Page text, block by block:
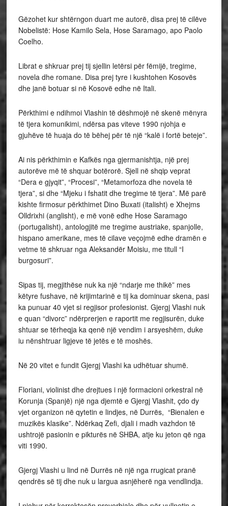
Gëzohet kur shtërngon duart me autorë, disa prej të cilëve
Nobelistë: Hose Kamilo Sela, Hose Saramago, apo Paolo
Coelho.
Librat e shkruar prej tij sjellin letërsi për fëmijë, tregime,
novela dhe romane. Disa prej tyre i kushtohen Kosovës
dhe janë botuar si në Kosovë edhe në Itali.
Përkthimi e ndihmoi Vlashin të dëshmojë në skenë mënyra
të tjera komunikimi, ndërsa pas viteve 1990 njohja e
gjuhëve të huaja do të bëhej për të një “kalë i fortë beteje”.
Ai nis përkthimin e Kafkës nga gjermanishtja, një prej
autorëve më të shquar botërorë. Sjell në shqip veprat
“Dera e gjyqit”, “Procesi”, “Metamorfoza dhe novela të
tjera”, si dhe “Mjeku i fshatit dhe tregime të tjera”. Më parë
kishte firmosur përkthimet Dino Buxati (italisht) e Xhejms
Olldrixhi (anglisht), e më vonë edhe Hose Saramago
(portugalisht), antologjitë me tregime austriake, spanjolle,
hispano amerikane, mes të cilave veçojmë edhe dramën e
vetme të shkruar nga Aleksandër Moisiu, me titull “I
burgosuri”.
Sipas tij, megjithëse nuk ka një “ndarje me thikë” mes
këtyre fushave, në krijimtarinë e tij ka dominuar skena, pasi
ka punuar 40 vjet si regjisor profesionist. Gjergj Vlashi nuk
e quan “divorc” ndërprerjen e raportit me regjisurën, duke
shtuar se tërheqja ka qenë një vendim i arsyeshëm, duke
iu nënshtruar ligjeve të jetës e të moshës.
Në 20 vitet e fundit Gjergj Vlashi ka udhëtuar shumë.
Floriani, violinist dhe drejtues i një formacioni orkestral në
Korunja (Spanjë) një nga djemtë e Gjergj Vlashit, çdo dy
vjet organizon në qytetin e lindjes, në Durrës, “Bienalen e
muzikës klasike”. Ndërkaq Zefi, djali i madh vazhdon të
ushtrojë pasionin e pikturës në SHBA, atje ku jeton që nga
viti 1990.
Gjergj Vlashi u lind në Durrës në një nga rrugicat pranë
qendrës së tij dhe nuk u largua asnjëherë nga vendlindja.